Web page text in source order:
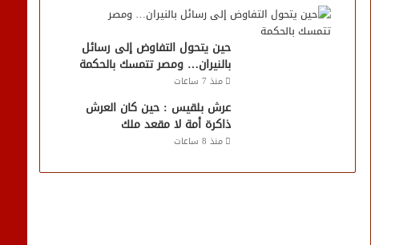
حين يتحول التفاوض إلى رسائل
بالنيران… ومصر تتمسك بالحكمة
منذ 7 ساعات
عرش بلقيس : حين كان العرش
ذاكرة أمة لا مقعد ملك
منذ 8 ساعات